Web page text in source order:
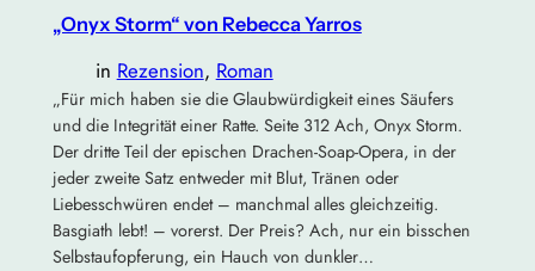
„Onyx Storm“ von Rebecca Yarros
in Rezension, Roman
„Für mich haben sie die Glaubwürdigkeit eines Säufers
und die Integrität einer Ratte. Seite 312 Ach, Onyx Storm.
Der dritte Teil der epischen Drachen-Soap-Opera, in der
jeder zweite Satz entweder mit Blut, Tränen oder
Liebesschwüren endet – manchmal alles gleichzeitig.
Basgiath lebt! – vorerst. Der Preis? Ach, nur ein bisschen
Selbstaufopferung, ein Hauch von dunkler…